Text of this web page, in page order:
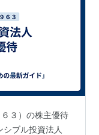
３）の株主優待
ブル投資法人